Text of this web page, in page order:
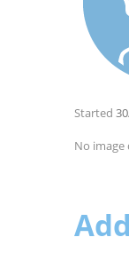
Started
No image